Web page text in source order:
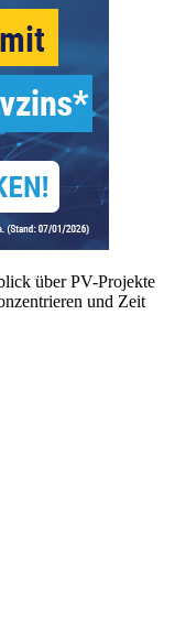
über PV-Projekte
und Zeit